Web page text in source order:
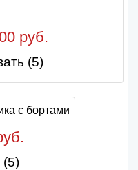
руб.
(5)
(5)